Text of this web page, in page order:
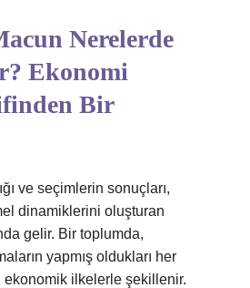
Nerelerde
Ekonomi
Bir
ve seçimlerin sonuçları,
dinamiklerini oluşturan
gelir. Bir toplumda,
yapmış oldukları her
ekonomik ilkelerle şekillenir.